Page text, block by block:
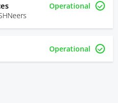
Operational
Operational